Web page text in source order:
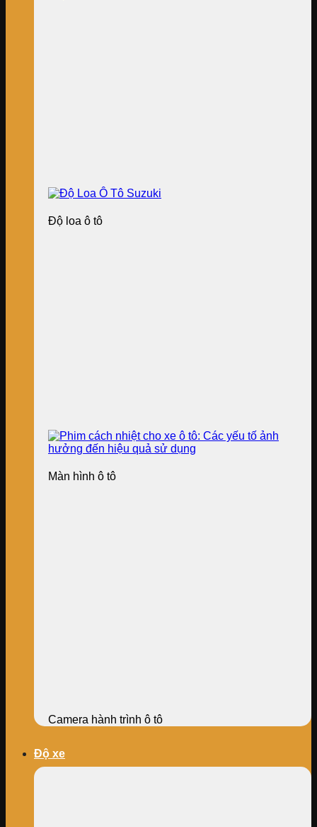
Độ loa ô tô
Màn hình ô tô
Camera hành trình ô tô
Độ xe